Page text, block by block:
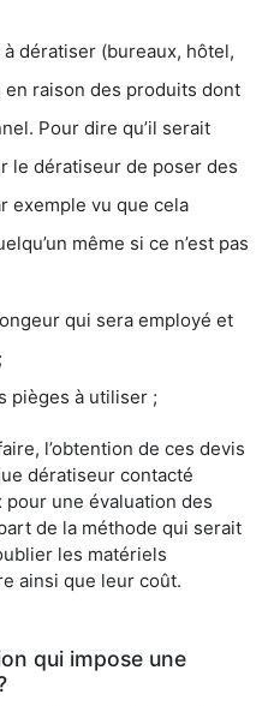
dératiser (bureaux, hôtel,
en raison des produits dont
Pour dire qu’il serait
le dératiseur de poser des
exemple vu que cela
même si ce n’est pas
qui sera employé et
pièges à utiliser ;
l’obtention de ces devis
dératiseur contacté
une évaluation des
de la méthode qui serait
les matériels
ainsi que leur coût.
qui impose une